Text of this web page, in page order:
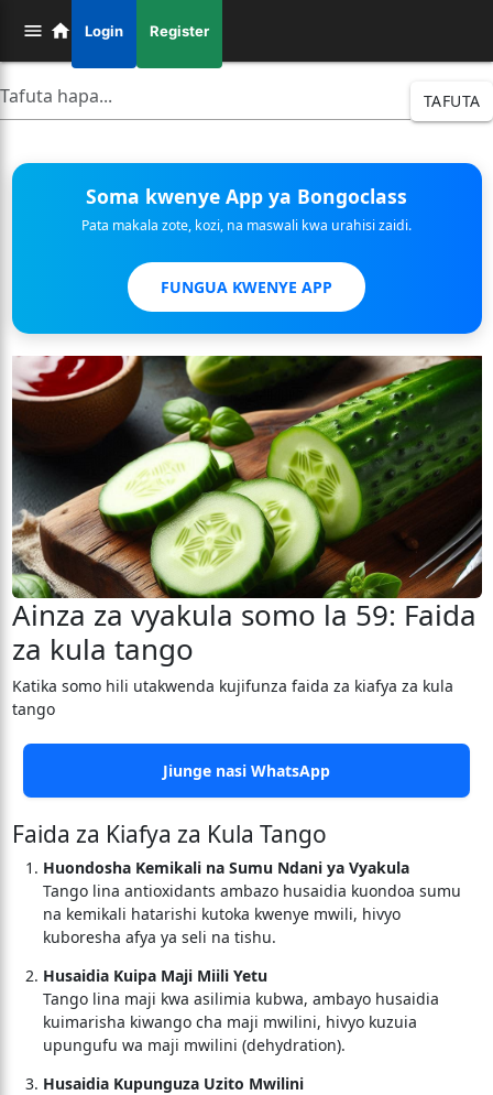
Login Register
TAFUTA
Soma kwenye App ya Bongoclass
Pata makala zote, kozi, na maswali kwa urahisi zaidi.
FUNGUA KWENYE APP
Ainza za vyakula somo la 59: Faida
za kula tango
Katika somo hili utakwenda kujifunza faida za kiafya za kula
tango
Jiunge nasi WhatsApp
Faida za Kiafya za Kula Tango
Huondosha Kemikali na Sumu Ndani ya Vyakula
Tango lina antioxidants ambazo husaidia kuondoa sumu
na kemikali hatarishi kutoka kwenye mwili, hivyo
kuboresha afya ya seli na tishu.
Husaidia Kuipa Maji Miili Yetu
Tango lina maji kwa asilimia kubwa, ambayo husaidia
kuimarisha kiwango cha maji mwilini, hivyo kuzuia
upungufu wa maji mwilini (dehydration).
Husaidia Kupunguza Uzito Mwilini